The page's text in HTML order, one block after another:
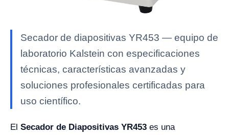
Secador de diapositivas YR453 — equipo de
laboratorio Kalstein con especificaciones
técnicas, características avanzadas y
soluciones profesionales certificadas para
uso científico.
El Secador de Diapositivas YR453 es una